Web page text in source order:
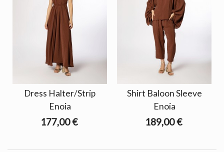
Dress Halter/Strip
Enoia
177,00 €
Shirt Baloon Sleeve
Enoia
189,00 €